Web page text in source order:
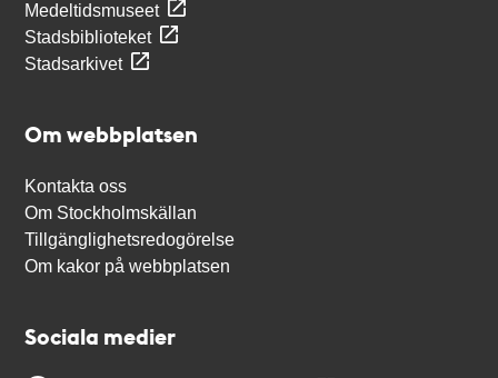
Medeltidsmuseet
Stadsbiblioteket
Stadsarkivet
Om webbplatsen
Kontakta oss
Om Stockholmskällan
Tillgänglighetsredogörelse
Om kakor på webbplatsen
Sociala medier